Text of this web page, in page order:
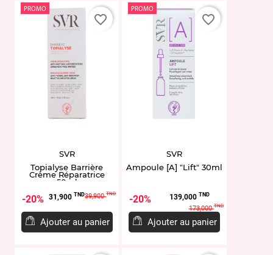
PROMO
SVR
Topialyse Barrière
Crème Réparatrice
50ml
20% Prix
31,900 TNDPrix
base
39,900TND
Ajouter au panier
favorite_border
PROMO
SVR
Ampoule [A] "Lift" 30ml
20% Prix
139,000 TNDPrix
de
base
173,000TND
Ajouter au panier
favorite_border